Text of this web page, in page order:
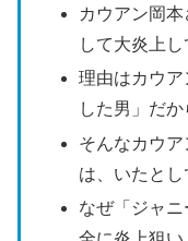
カウアン岡
して大炎上し
理由はカウ
した男」だか
そんなカウ
は、いたとし
なぜ「ジャ